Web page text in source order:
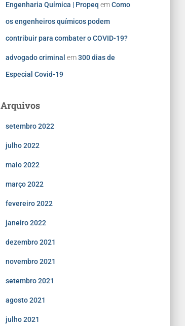
Engenharia Química | Propeq emComo
os engenheiros químicos podem
contribuir para combater o COVID-19?
advogado criminal em300 dias de
Especial Covid-19
Arquivos
setembro 2022
julho 2022
maio 2022
março 2022
fevereiro 2022
janeiro 2022
dezembro 2021
novembro 2021
setembro 2021
agosto 2021
julho 2021